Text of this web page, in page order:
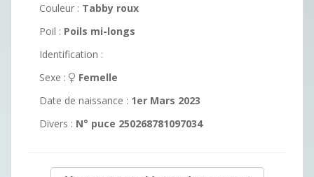
Couleur : Tabby roux
Poil : Poils mi-longs
Identification :
Sexe :
Femelle
Date de naissance : 1er Mars 2023
Divers : N° puce 250268781097034